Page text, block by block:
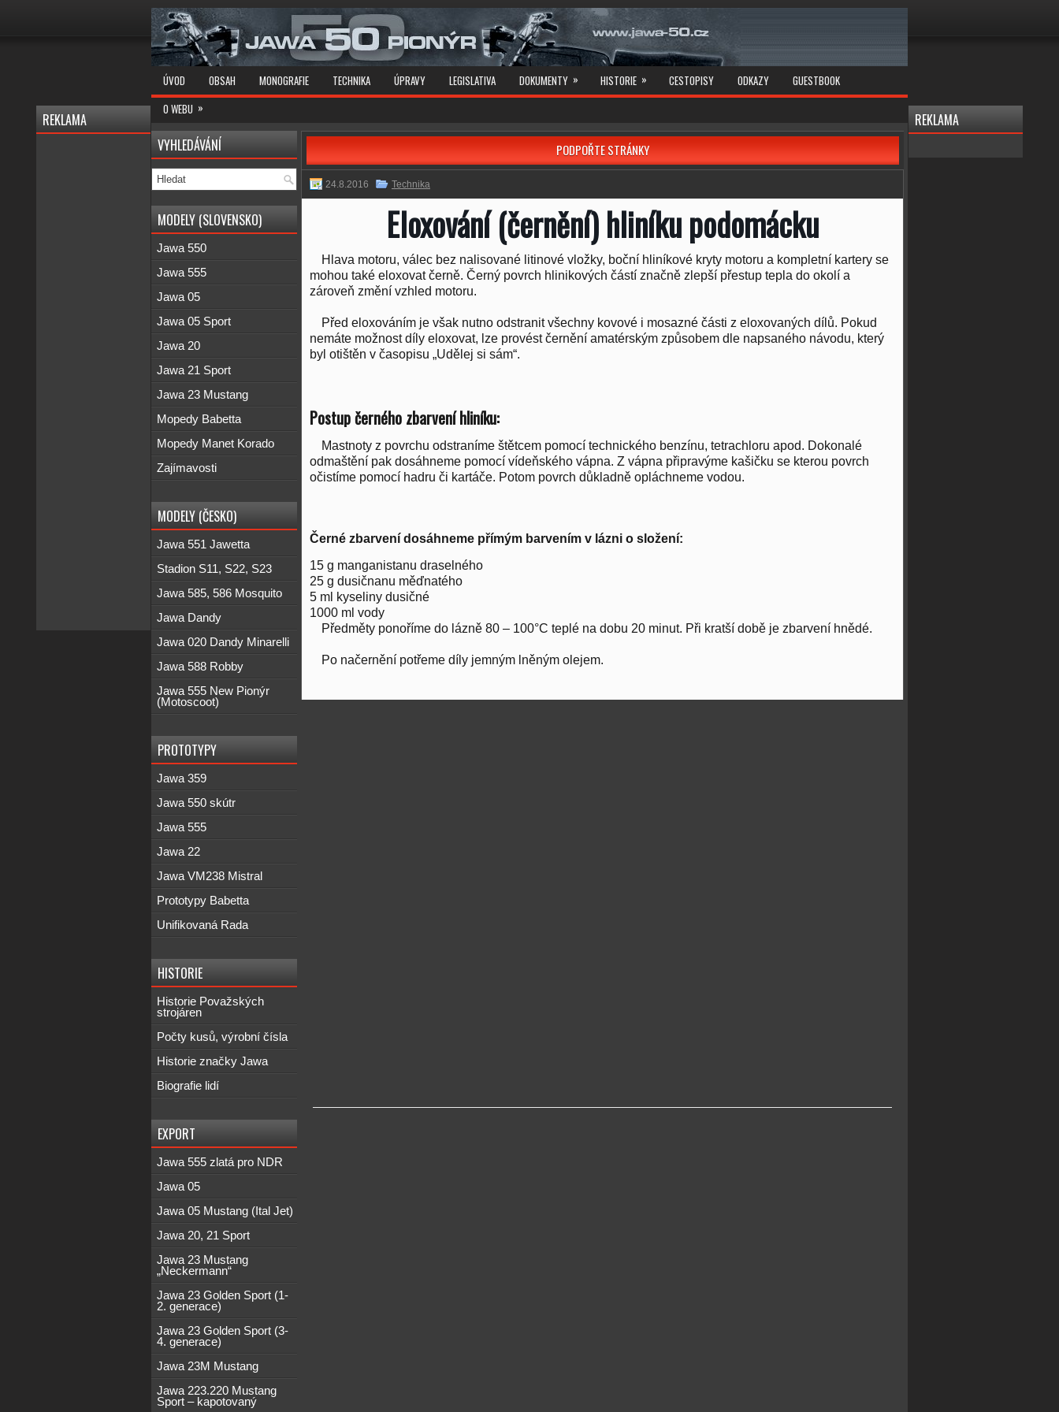
ÚVOD OBSAH MONOGRAFIE TECHNIKA ÚPRAVY LEGISLATIVA DOKUMENTY » HISTORIE » CESTOPISY ODKAZY
GUESTBOOK
O WEBU »
REKLAMA
REKLAMA
PODPOŘTE STRÁNKY
24.8.2016 Technika
Eloxování (černění) hliníku podomácku
Hlava motoru, válec bez nalisované litinové vložky, boční hliníkové kryty motoru a kompletní kartery se
mohou také eloxovat černě. Černý povrch hlinikových částí značně zlepší přestup tepla do okolí a
zároveň změní vzhled motoru.
Před eloxováním je však nutno odstranit všechny kovové i mosazné části z eloxovaných dílů. Pokud
nemáte možnost díly eloxovat, lze provést černění amatérským způsobem dle napsaného návodu, který
byl otištěn v časopisu „Udělej si sám“.
Postup černého zbarvení hliníku:
Mastnoty z povrchu odstraníme štětcem pomocí technického benzínu, tetrachloru apod. Dokonalé
odmaštění pak dosáhneme pomocí vídeňského vápna. Z vápna připravýme kašičku se kterou povrch
očistíme pomocí hadru či kartáče. Potom povrch důkladně opláchneme vodou.
Černé zbarvení dosáhneme přímým barvením v lázni o složení:
15 g manganistanu draselného
25 g dusičnanu měďnatého
5 ml kyseliny dusičné
1000 ml vody
Předměty ponoříme do lázně 80 – 100°C teplé na dobu 20 minut. Při kratší době je zbarvení hnědé.
Po načernění potřeme díly jemným lněným olejem.
VYHLEDÁVÁNÍ
MODELY (SLOVENSKO)
Jawa 550
Jawa 555
Jawa 05
Jawa 05 Sport
Jawa 20
Jawa 21 Sport
Jawa 23 Mustang
Mopedy Babetta
Mopedy Manet Korado
Zajímavosti
MODELY (ČESKO)
Jawa 551 Jawetta
Stadion S11, S22, S23
Jawa 585, 586 Mosquito
Jawa Dandy
Jawa 020 Dandy Minarelli
Jawa 588 Robby
Jawa 555 New Pionýr
(Motoscoot)
PROTOTYPY
Jawa 359
Jawa 550 skútr
Jawa 555
Jawa 22
Jawa VM238 Mistral
Prototypy Babetta
Unifikovaná Rada
HISTORIE
Historie Považských
strojáren
Počty kusů, výrobní čísla
Historie značky Jawa
Biografie lidí
EXPORT
Jawa 555 zlatá pro NDR
Jawa 05
Jawa 05 Mustang (Ital Jet)
Jawa 20, 21 Sport
Jawa 23 Mustang
„Neckermann“
Jawa 23 Golden Sport (1-
2. generace)
Jawa 23 Golden Sport (3-
4. generace)
Jawa 23M Mustang
Jawa 223.220 Mustang
Sport – kapotovaný